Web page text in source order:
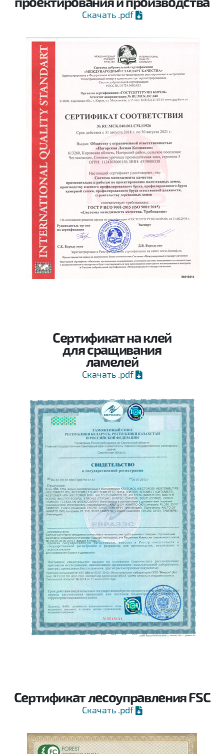
Скачать .pdf
Сертификат на клей
для сращивания
ламелей
Скачать .pdf
Сертификат лесоуправления FSC
Скачать .pdf